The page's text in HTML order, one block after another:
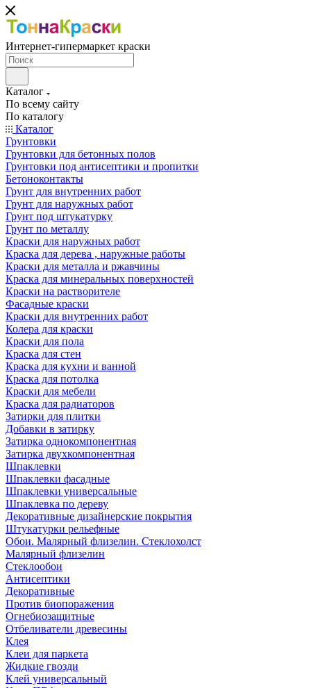
Интернет-гипермаркет краски
Каталог
По всему сайту
По каталогу
Каталог
Грунтовки
Грунтовки для бетонных полов
Грунтовки под антисептики и пропитки
Бетоноконтакты
Грунт для внутренних работ
Грунт для наружных работ
Грунт под штукатурку
Грунт по металлу
Краски для наружных работ
Краска для дерева , наружные работы
Краски для металла и ржавчины
Краска для минеральных поверхностей
Краски на растворителе
Фасадные краски
Краски для внутренних работ
Колера для краски
Краски для пола
Краска для стен
Краска для кухни и ванной
Краска для потолка
Краски для мебели
Краска для радиаторов
Затирки для плитки
Добавки в затирку
Затирка однокомпонентная
Затирка двухкомпонентная
Шпаклевки
Шпаклевки фасадные
Шпаклевки универсальные
Шпаклевка по дереву
Декоративные дизайнерские покрытия
Штукатурки рельефные
Обои. Малярный флизелин. Стеклохолст
Малярный флизелин
Стеклообои
Антисептики
Декоративные
Против биопоражения
Огнебиозащитные
Отбеливатели древесины
Клея
Клеи для паркета
Жидкие гвозди
Клей универсальный